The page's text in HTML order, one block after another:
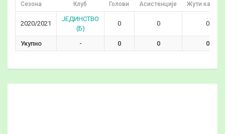
Сезона Клуб Голови Асистенције Жути
2020/2021
ЈЕДИНСТВО
(Б)
0 0 0
Укупно - 0 0 0